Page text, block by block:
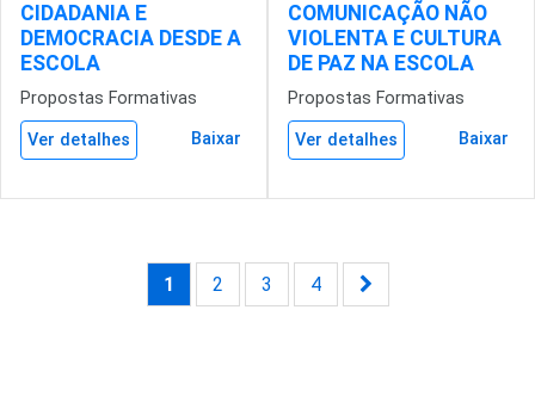
CIDADANIA E
DEMOCRACIA DESDE A
ESCOLA
Propostas Formativas
Ver detalhes Baixar
COMUNICAÇÃO NÃO
VIOLENTA E CULTURA
DE PAZ NA ESCOLA
Propostas Formativas
Ver detalhes Baixar
1 2 3 4